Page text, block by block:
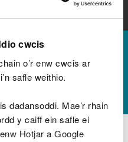
cwcis
o’r enw cwcis ar
safle weithio.
dadansoddi. Mae’r rhain
y caiff ein safle ei
Hotjar a Google
y cyngor
>Pynciau